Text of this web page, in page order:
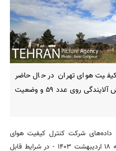
هوای تهران در حال حاضر
میانگین کل ایستگاه‌های سنجش آلایندگی روی عدد ۵۹ و وضعیت
شرکت کنترل کیفیت هوای
تهران، کیفیت هوای امروز -سه‌شنبه ۱۸ اردیبهشت ۱۴۰۳ - در شرایط قابل